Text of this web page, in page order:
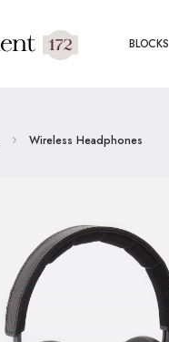
BLOCKS
Wireless Headphones